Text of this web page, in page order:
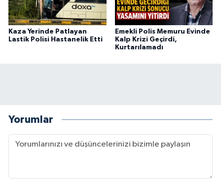
Kaza Yerinde Patlayan
Lastik Polisi Hastanelik Etti
Emekli Polis Memuru Evinde
Kalp Krizi Geçirdi,
Kurtarılamadı
Yorumlar